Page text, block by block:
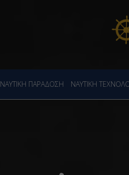
ΝΑΥΤΙΚΗ ΠΑΡΑΔΟΣΗ ΝΑΥΤΙΚΗ